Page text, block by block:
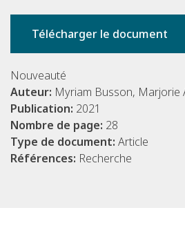
Télécharger le document
Nouveauté
Auteur: Myriam Busson, Marjorie
Publication: 2021
Nombre de page: 28
Type de document: Article
Références: Recherche